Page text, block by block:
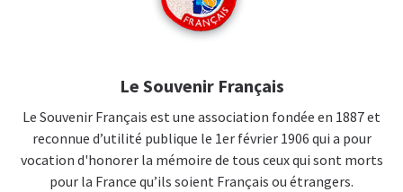
Le Souvenir Français
Le Souvenir Français est une association fondée en 1887 et
reconnue d’utilité publique le 1er février 1906 qui a pour
vocation d'honorer la mémoire de tous ceux qui sont morts
pour la France qu’ils soient Français ou étrangers.